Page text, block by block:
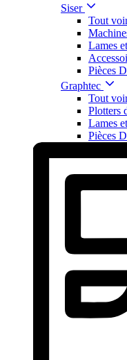
Siser
Tout
Lames
Pièces
Graphtec
Tout
Plotters
Lames
Pièces